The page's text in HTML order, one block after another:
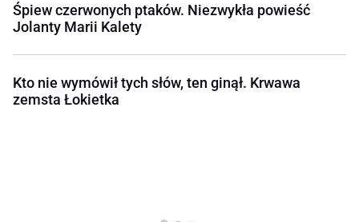
Śpiew czerwonych ptaków. Niezwykła powieść
Jolanty Marii Kalety
Kto nie wymówił tych słów, ten ginął. Krwawa
zemsta Łokietka